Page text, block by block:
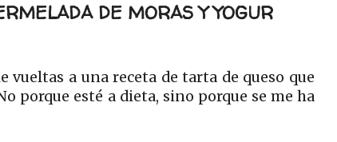
DE MORAS Y YOGUR
vueltas a una receta de tarta de queso que
porque esté a dieta, sino porque se me ha